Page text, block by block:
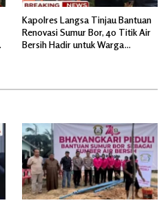
Kapolres Langsa Tinjau Bantuan
Renovasi Sumur Bor, 40 Titik Air
Bersih Hadir untuk Warga